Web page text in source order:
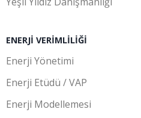
ENERJI VERIMLILIĞI
Enerji Yönetimi
Enerji Etüdü / VAP
Enerji Modellemesi